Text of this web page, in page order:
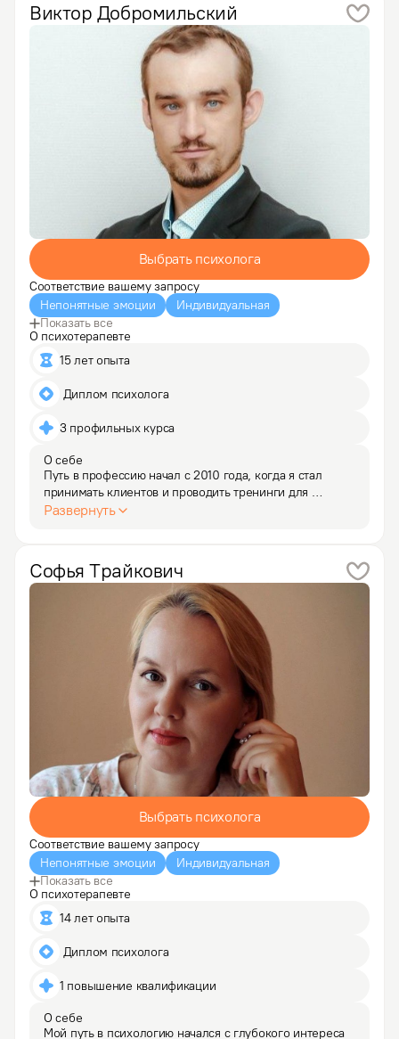
Виктор Добромильский
Выбрать психолога
Соответствие вашему запросу
Непонятные эмоции
Индивидуальная
Показать все
О психотерапевте
15 лет опыта
Диплом психолога
3 профильных курса
О себе
Путь в профессию начал с 2010 года, когда я стал
принимать клиентов и проводить тренинги для
студентов и школьников.
Также более 9 лет занимаюсь обучением и оценкой…
Развернуть
Софья Трайкович
Выбрать психолога
Соответствие вашему запросу
Непонятные эмоции
Индивидуальная
Показать все
О психотерапевте
14 лет опыта
Диплом психолога
1 повышение квалификации
О себе
Мой путь в психологию начался с глубокого интереса